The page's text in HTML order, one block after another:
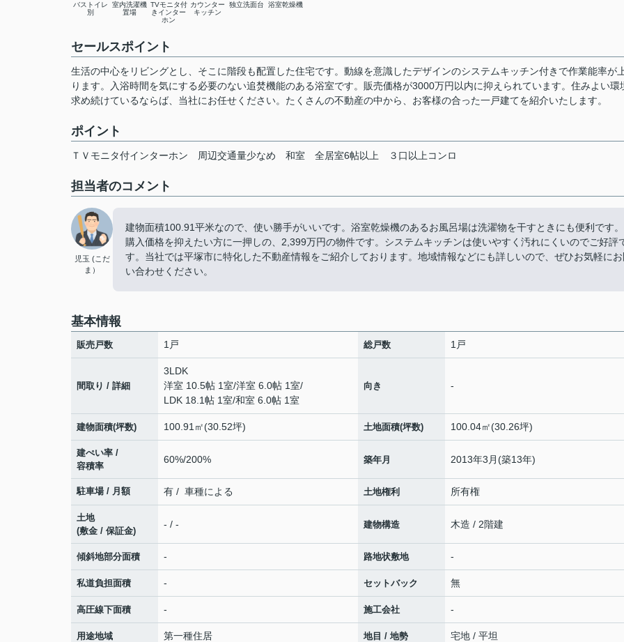
バストイレ
別
室内洗濯機
置場
TVモニタ付
きインター
ホン
カウンター
キッチン
独立洗面台 浴室乾燥機
セールスポイント
生活の中心をリビングとし、そこに階段も配置した住宅です。動線を意識したデザインのシステムキッチン付きで作業能率が
ります。入浴時間を気にする必要のない追焚機能のある浴室です。販売価格が3000万円以内に抑えられています。住みよい環
求め続けているならば、当社にお任せください。たくさんの不動産の中から、お客様の合った一戸建てを紹介いたします。
ポイント
ＴＶモニタ付インターホン 周辺交通量少なめ 和室 全居室6帖以上 ３口以上コンロ
担当者のコメント
児玉 (こだ
ま）
建物面積100.91平米なので、使い勝手がいいです。浴室乾燥機のあるお風呂場は洗濯物を干すときにも便利です。
購入価格を抑えたい方に一押しの、2,399万円の物件です。システムキッチンは使いやすく汚れにくいのでご好評
す。当社では平塚市に特化した不動産情報をご紹介しております。地域情報などにも詳しいので、ぜひお気軽に
い合わせください。
基本情報
販売戸数 1戸 総戸数 1戸
間取り / 詳細
3LDK
洋室 10.5帖 1室/洋室 6.0帖 1室/
LDK 18.1帖 1室/和室 6.0帖 1室
向き -
建物面積(坪数) 100.91㎡(30.52坪) 土地面積(坪数) 100.04㎡(30.26坪)
建ぺい率 /
容積率
60%/200% 築年月 2013年3月(築13年)
駐車場 / 月額 有 / 車種による 土地権利 所有権
土地
(敷金 / 保証金)
- / - 建物構造 木造 / 2階建
傾斜地部分面積 - 路地状敷地 -
私道負担面積 - セットバック 無
高圧線下面積 - 施工会社 -
用途地域 第一種住居 地目 / 地勢 宅地 / 平坦